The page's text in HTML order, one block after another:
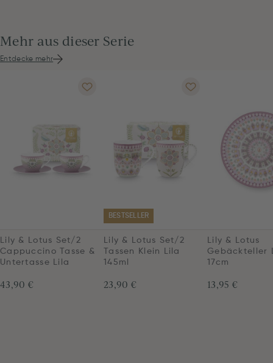
Mehr aus dieser Serie
Entdecke mehr
Lily & Lotus Set/2
Cappuccino Tasse &
Untertasse Lila
43,90 €
BESTSELLER
Lily & Lotus Set/2
Tassen Klein Lila
145ml
23,90 €
Lily & Lotus
Gebäckteller
17cm
13,95 €